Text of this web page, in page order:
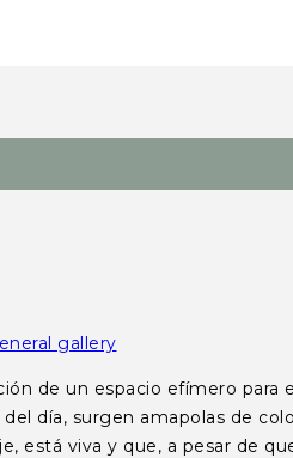
gallery
de un espacio efímero
día, surgen amapolas de
está viva y que, a pesar de